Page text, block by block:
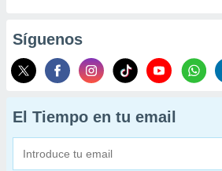
Síguenos
El Tiempo en tu email